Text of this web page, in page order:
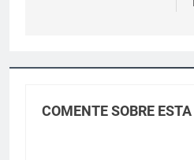
COMENTE SOBRE